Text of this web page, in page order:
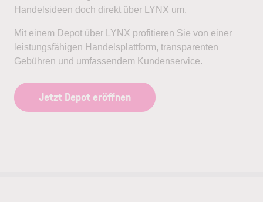
Handelsideen doch direkt über LYNX um.
Mit einem Depot über LYNX profitieren Sie von einer
leistungsfähigen Handelsplattform, transparenten
Gebühren und umfassendem Kundenservice.
Jetzt Depot eröffnen